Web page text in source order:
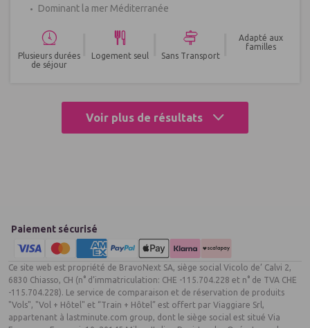
Dominant la mer Méditerranée
Plusieurs durées
de séjour
Logement seul Sans Transport
Adapté aux
familles
Voir plus de résultats
Paiement sécurisé
Ce site web est propriété de BravoNext SA, siège social Vicolo de’ Calvi 2,
6830 Chiasso, CH (n° d’immatriculation: CHE -115.704.228 et n° de TVA CHE
-115.704.228). Le service de comparaison et de réservation de produits
"Vols", "Vol + Hôtel" et “Train + Hôtel” est offert par Viaggiare Srl,
appartenant à lastminute.com group, dont le siège social est situé Via